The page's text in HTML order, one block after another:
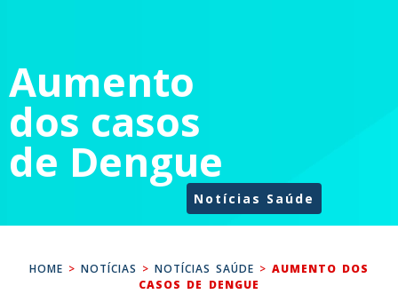
Aumento
dos casos
de Dengue
Notícias Saúde
HOME > NOTÍCIAS > NOTÍCIAS SAÚDE >AUMENTO DOS
CASOS DE DENGUE